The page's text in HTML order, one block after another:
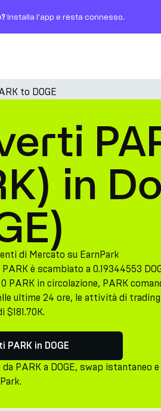
Installa l'app e resta connesso.
to DOGE
in
di Mercato su EarnPark
è scambiato a 0.19344553
PARK in circolazione, PARK
ultime 24 ore, le attività di trading
PARK in DOGE
PARK a DOGE, swap istantaneo